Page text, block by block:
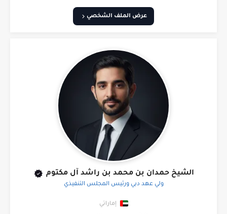
عرض الملف الشخصي
الشيخ حمدان بن محمد بن راشد آل مكتوم
ولي عهد دبي ورئيس المجلس التنفيذي
إماراتي